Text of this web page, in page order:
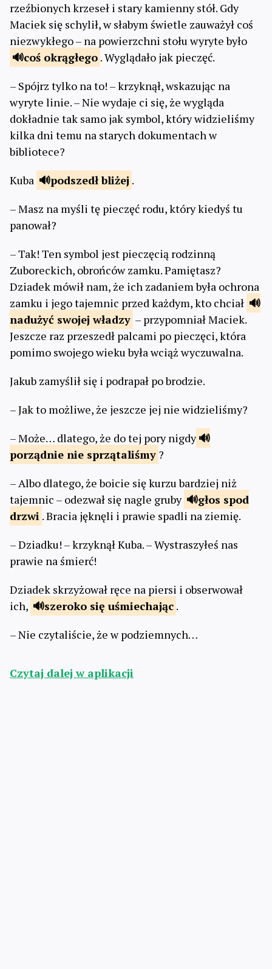
rzeźbionych krzeseł i stary kamienny stół. Gdy
Maciek się schylił, w słabym świetle zauważył coś
niezwykłego – na powierzchni stołu wyryte było
coś okrągłego . Wyglądało jak pieczęć.
– Spójrz tylko na to! – krzyknął, wskazując na
wyryte linie. – Nie wydaje ci się, że wygląda
dokładnie tak samo jak symbol, który widzieliśmy
kilka dni temu na starych dokumentach w
bibliotece?
Kuba
podszedłbliżej .
– Masz na myśli tę pieczęć rodu, który kiedyś tu
panował?
– Tak! Ten symbol jest pieczęcią rodzinną
Zuboreckich, obrońców zamku. Pamiętasz?
Dziadek mówił nam, że ich zadaniem była ochrona
zamku i jego tajemnic przed każdym, kto chciał
nadużyć swojej władzy – przypomniał Maciek.
Jeszcze raz przeszedł palcami po pieczęci, która
pomimo swojego wieku była wciąż wyczuwalna.
Jakub zamyślił się i podrapał po brodzie.
– Jak to możliwe, że jeszcze jej nie widzieliśmy?
– Może… dlatego, że do tej pory nigdy
porządnie nie sprzątaliśmy ?
– Albo dlatego, że boicie się kurzu bardziej niż
tajemnic – odezwał się nagle gruby
głos spod
drzwi . Bracia jęknęli i prawie spadli na ziemię.
– Dziadku! – krzyknął Kuba. – Wystraszyłeś nas
prawie na śmierć!
Dziadek skrzyżował ręce na piersi i obserwował
ich,
szeroko się uśmiechając .
– Nie czytaliście, że w podziemnych…
Czytaj dalej w aplikacji